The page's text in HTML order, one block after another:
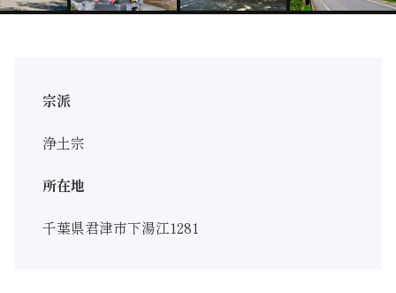
宗派
浄土宗
所在地
千葉県君津市下湯江1281